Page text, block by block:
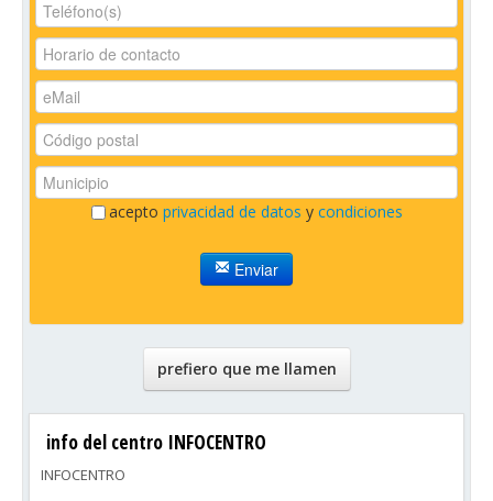
acepto privacidad de datos y condiciones
Enviar
prefiero que me llamen
info del centro INFOCENTRO
INFOCENTRO